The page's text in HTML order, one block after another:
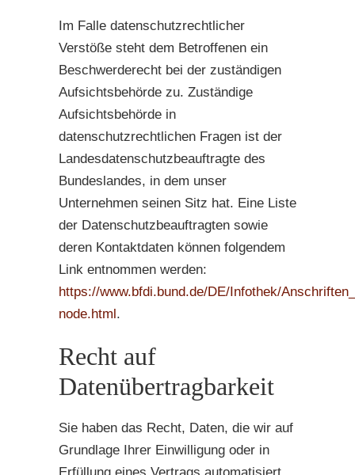
Im Falle datenschutzrechtlicher
Verstöße steht dem Betroffenen ein
Beschwerderecht bei der zuständigen
Aufsichtsbehörde zu. Zuständige
Aufsichtsbehörde in
datenschutzrechtlichen Fragen ist der
Landesdatenschutzbeauftragte des
Bundeslandes, in dem unser
Unternehmen seinen Sitz hat. Eine Liste
der Datenschutzbeauftragten sowie
deren Kontaktdaten können folgendem
Link entnommen werden:
https://www.bfdi.bund.de/DE/Infothek/
node.html.
Recht auf
Datenübertragbarkeit
Sie haben das Recht, Daten, die wir auf
Grundlage Ihrer Einwilligung oder in